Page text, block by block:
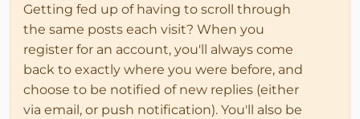
Getting fed up of having to scroll through
the same posts each visit? When you
register for an account, you'll always come
back to exactly where you were before, and
choose to be notified of new replies (either
via email, or push notification). You'll also be